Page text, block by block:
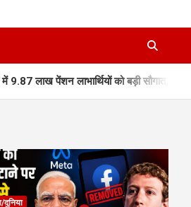
को बड़ी सौगात, मुख्यमंत्री धामी ने
दुनिया